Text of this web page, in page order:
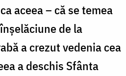
aceea – că se temea
de la
a crezut vedenia cea
a deschis Sfânta